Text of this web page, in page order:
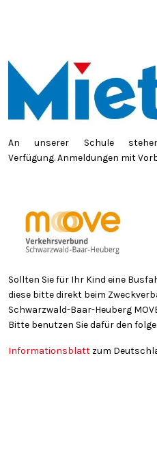
An unserer Schule
Verfügung. Anmeldungen mit
Sollten Sie für Ihr Kind eine
diese bitte direkt beim
Schwarzwald-Baar-Heuberg
Bitte benutzen Sie dafür den
Informationsblatt zum